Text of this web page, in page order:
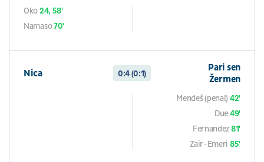
Oko24, 58'
Namaso70'
Nica 0:4 (0:1)
Pari sen
Žermen
Mendeš (penal) 42'
Due49'
Fernandez81'
Zair-Emeri 85'